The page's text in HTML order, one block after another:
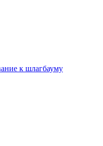
к шлагбауму